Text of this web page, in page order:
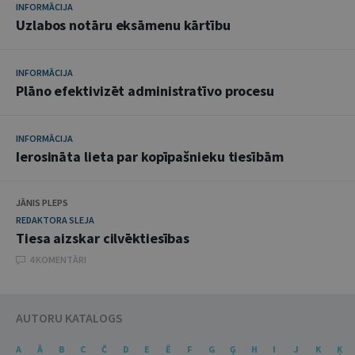
INFORMĀCIJA
Uzlabos notāru eksāmenu kārtību
INFORMĀCIJA
Plāno efektivizēt administratīvo procesu
INFORMĀCIJA
Ierosināta lieta par kopīpašnieku tiesībām
JĀNIS PLEPS
REDAKTORA SLEJA
Tiesa aizskar cilvēktiesības
4 KOMENTĀRI
AUTORU KATALOGS
A Ā B C Č D E Ē F G Ģ H I J K Ķ